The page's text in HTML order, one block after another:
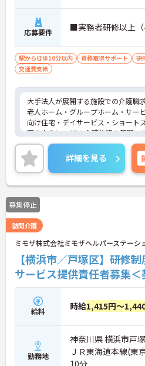
応募要件 ■実務者研修以上
駅から徒歩10分以内 資格取得サポート 研
交通費支給
大手法人が展開する施設での介護職
老人ホーム・グループホーム・サー
向け住宅・デイサービス・ショート
圏を中心に、65の介護施設を展開し
現場を知るスタッフがマネジメント
意思や意見も通りやすく風通しのよ
研修プログラムも充実しており、キ
目指せます。
ご興味のある方は是非お気軽にお問
い。
詳細を見る
募集停止
訪問介護
ミモザ株式会社ミモザヘルパーステーシ
【横浜市／戸塚区】研修
サービス提供責任者募集＜
給料 時給1,415円～
勤務地
神奈川県 横浜市戸
ＪＲ東海道本線(東